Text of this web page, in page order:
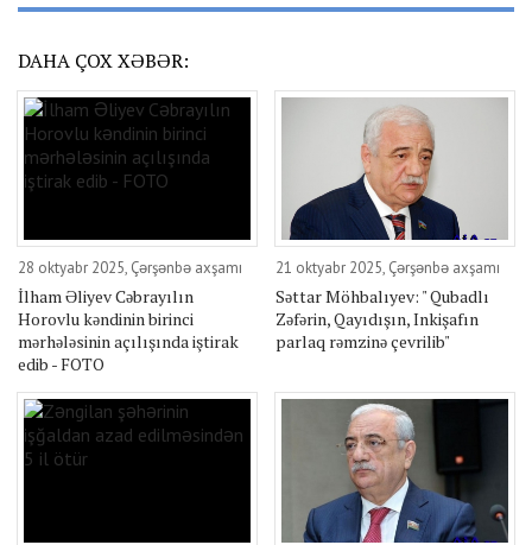
DAHA ÇOX XƏBƏR:
28 oktyabr 2025, Çərşənbə axşamı
İlham Əliyev Cəbrayılın
Horovlu kəndinin birinci
mərhələsinin açılışında iştirak
edib - FOTO
21 oktyabr 2025, Çərşənbə axşamı
Səttar Möhbalıyev: " Qubadlı
Zəfərin, Qayıdışın, Inkişafın
parlaq rəmzinə çevrilib"